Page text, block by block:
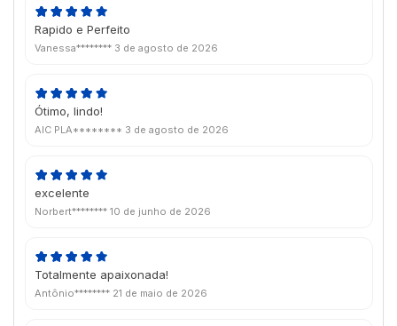
Rapido e Perfeito
Vanessa******** 3 de agosto de 2026
Ótimo, lindo!
AIC PLA******** 3 de agosto de 2026
excelente
Norbert******** 10 de junho de 2026
Totalmente apaixonada!
Antônio******** 21 de maio de 2026